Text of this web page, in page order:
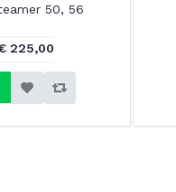
50, 56
225,00